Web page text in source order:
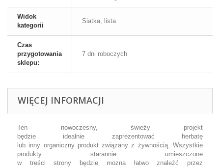
Widok
kategorii
Siatka, lista
Czas
przygotowania
sklepu:
7 dni roboczych
WIĘCEJ INFORMACJI
Ten nowoczesny, świeży
projekt
będzie idealnie zaprezentować
herbatę
lub inny organicznyprodukt związany z żywnością.Wszystkie
produkty
starannie
umieszczone
w
treści strony będzie mozna łatwo znaleźć
przez